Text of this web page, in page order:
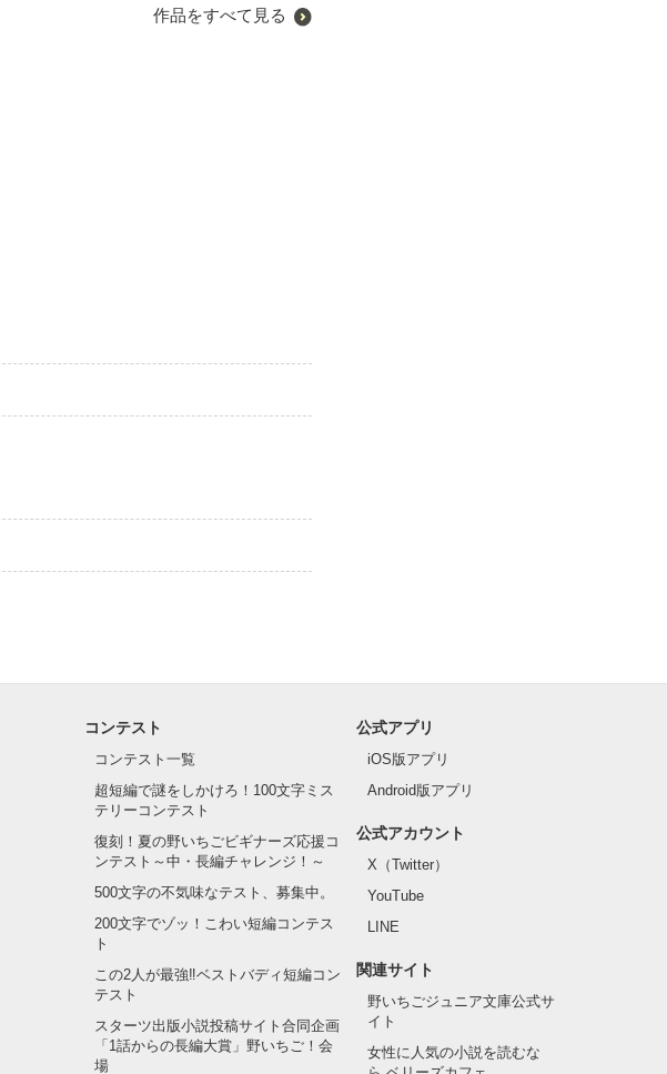
作品をすべて見る
コンテスト
コンテスト一覧
超短編で謎をしかけろ！100文字ミス
テリーコンテスト
復刻！夏の野いちごビギナーズ応援コ
ンテスト～中・長編チャレンジ！～
500文字の不気味なテスト、募集中。
200文字でゾッ！こわい短編コンテス
ト
この2人が最強‼ベストバディ短編コン
テスト
スターツ出版小説投稿サイト合同企画
「1話からの長編大賞」野いちご！会
場
公式アプリ
iOS版アプリ
Android版アプリ
公式アカウント
X（Twitter）
YouTube
LINE
関連サイト
野いちごジュニア文庫公式サ
イト
女性に人気の小説を読むな